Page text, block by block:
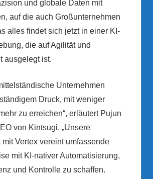
und globale Daten mit
auf die auch Großunternehmen
alles findet sich jetzt in einer KI-
die auf Agilität und
ausgelegt ist.
Unternehmen
Druck, mit weniger
zu erreichen“, erläutert Pujun
von Kintsugi. „Unsere
mit Vertex vereint umfassende
mit KI-nativer Automatisierung,
und Kontrolle zu schaffen.